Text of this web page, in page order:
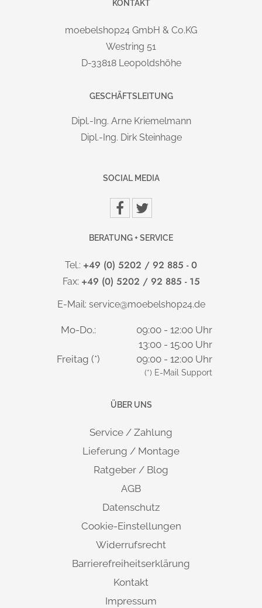
Resedagrün: RAL 6011
Rubinrot: RAL 3003
Lichtblau: RAL 5012
MARKE / HERSTELLER:
Boxbachstraße 1 | D-35236 Breidenbach | info@cp.de
KONTAKT
moebelshop24 GmbH & Co.KG
Westring 51
D-33818 Leopoldshöhe
GESCHÄFTSLEITUNG
Dipl.-Ing. Arne Kriemelmann
Dipl.-Ing. Dirk Steinhage
SOCIAL MEDIA
BERATUNG + SERVICE
Tel.: +49 (0) 5202 / 92 885 - 0
Fax: +49 (0) 5202 / 92 885 - 15
E-Mail: service@moebelshop24.de
Mo-Do.:
09:00 - 12:00 Uhr
13:00 - 15:00 Uhr
Freitag (*)
09:00 - 12:00 Uhr
(*) E-Mail Support
ÜBER UNS
Service / Zahlung
Lieferung / Montage
Ratgeber / Blog
AGB
Datenschutz
Cookie-Einstellungen
Widerrufsrecht
Barrierefreiheitserklärung
Kontakt
Impressum